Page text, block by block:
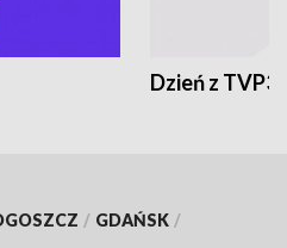
Dzień z TVP3
/ GDAŃSK /